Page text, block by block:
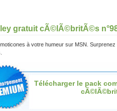
gratuit cÃ©lÃ©britÃ©s
à votre humeur sur MSN.
Télécharger le pack